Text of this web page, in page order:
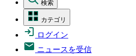
検索
カテゴリ
ログイン
ニュースを受信